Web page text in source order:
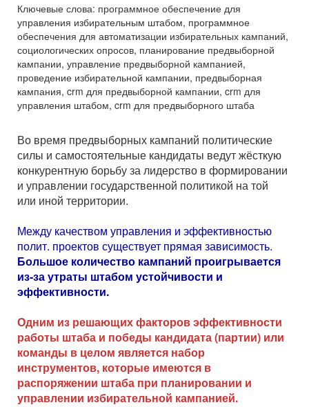
Ключевые слова: программное обеспечение для
управления избирательным штабом, программное
обеспечения для автоматизации избирательных кампаний,
социологических опросов, планирование предвыборной
кампании, управление предвыборной кампанией,
проведение избирательной кампании, предвыборная
кампания, crm для предвыборной кампании, crm для
управления штабом, crm для предвыборного штаба
Во время предвыборных кампаний политические
силы и самостоятельные кандидаты ведут жёсткую
конкурентную борьбу за лидерство в формировании
и управлении государственной политикой на той
или иной территории.
Между качеством управления и эффективностью
полит. проектов существует прямая зависимость.
Большое количество кампаний проигрывается
из-за утраты штабом устойчивости и
эффективности.
Одним из решающих факторов эффективности
работы штаба и победы кандидата (партии) или
команды в целом является набор
инструментов, которые имеются в
распоряжении штаба при планировании и
управлении избирательной кампанией.